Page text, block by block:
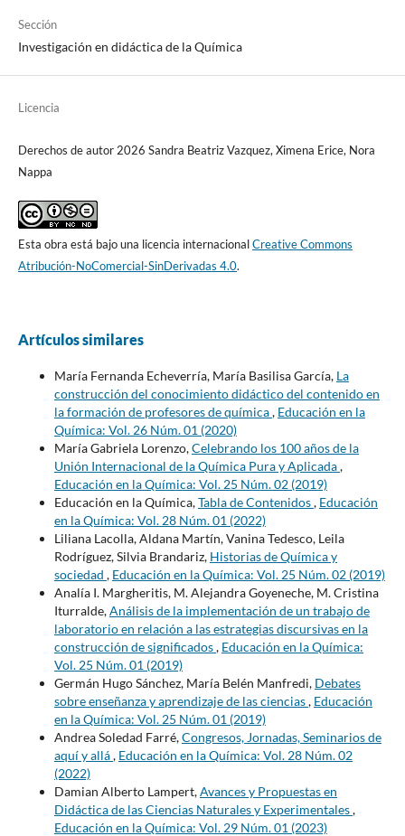
Sección
Investigación en didáctica de la Química
Licencia
Derechos de autor 2026 Sandra Beatriz Vazquez, Ximena Erice, Nora
Nappa
Esta obra está bajo una licencia internacionalCreative Commons
Atribución-NoComercial-SinDerivadas 4.0.
Artículos similares
María Fernanda Echeverría, María Basilisa García, La
construcción del conocimiento didáctico del contenido en
la formación de profesores de química, Educación en la
Química: Vol. 26 Núm. 01 (2020)
María Gabriela Lorenzo,Celebrando los 100 años de la
Unión Internacional de la Química Pura y Aplicada,
Educación en la Química: Vol. 25 Núm. 02 (2019)
Educación en la Química,Tabla de Contenidos, Educación
en la Química: Vol. 28 Núm. 01 (2022)
Liliana Lacolla, Aldana Martín, Vanina Tedesco, Leila
Rodríguez, Silvia Brandariz, Historias de Química y
sociedad , Educación en la Química: Vol. 25 Núm. 02 (2019)
Analía I. Margheritis, M. Alejandra Goyeneche, M. Cristina
Iturralde,Análisis de la implementación de un trabajo de
laboratorio en relación a las estrategias discursivas en la
construcción de significados, Educación en la Química:
Vol. 25 Núm. 01 (2019)
Germán Hugo Sánchez, María Belén Manfredi, Debates
sobre enseñanza y aprendizaje de las ciencias, Educación
en la Química: Vol. 25 Núm. 01 (2019)
Andrea Soledad Farré,Congresos, Jornadas, Seminarios de
aquí y allá, Educación en la Química: Vol. 28 Núm. 02
(2022)
Damian Alberto Lampert,Avances y Propuestas en
Didáctica de las Ciencias Naturales y Experimentales,
Educación en la Química: Vol. 29 Núm. 01 (2023)